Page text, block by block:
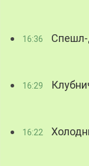
16:36 Спешл-
16:29
16:22